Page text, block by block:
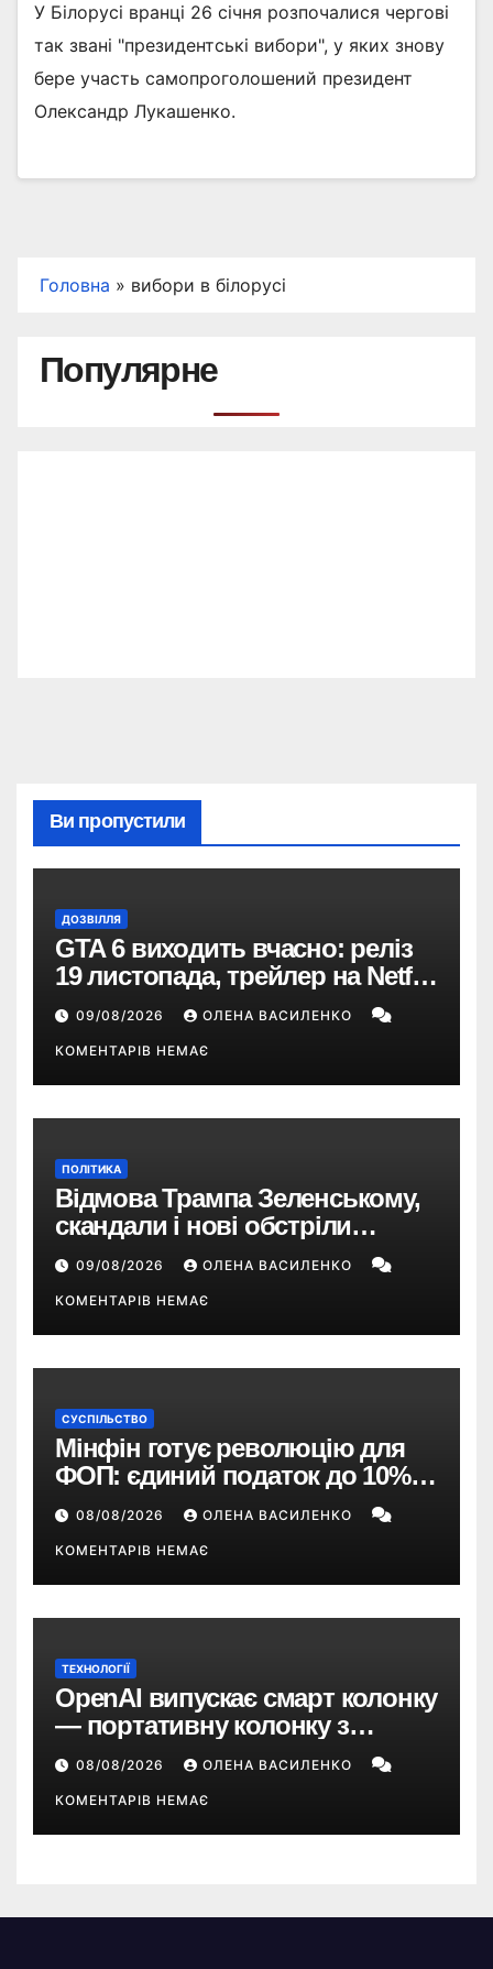
У Білорусі вранці 26 січня розпочалися чергові
так звані "президентські вибори", у яких знову
бере участь самопроголошений президент
Олександр Лукашенко.
Головна » вибори в білорусі
Популярне
Ви пропустили
ДОЗВІЛЛЯ
GTA 6 виходить вчасно: реліз
19 листопада, трейлер на Netflix
і $180 млн передзамовлень
09/08/2026 ОЛЕНА ВАСИЛЕНКО
КОМЕНТАРІВ НЕМАЄ
ПОЛІТИКА
Відмова Трампа Зеленському,
скандали і нові обстріли
України – що пішло не так?
09/08/2026 ОЛЕНА ВАСИЛЕНКО
КОМЕНТАРІВ НЕМАЄ
СУСПІЛЬСТВО
Мінфін готує революцію для
ФОП: єдиний податок до 10%,
ПДВ з 2028 року та перегляд 2-ї
групи
08/08/2026 ОЛЕНА ВАСИЛЕНКО
КОМЕНТАРІВ НЕМАЄ
ТЕХНОЛОГІЇ
OpenAI випускає смарт колонку
— портативну колонку з
ChatGPT, камерою та цінником
понад $300
08/08/2026 ОЛЕНА ВАСИЛЕНКО
КОМЕНТАРІВ НЕМАЄ